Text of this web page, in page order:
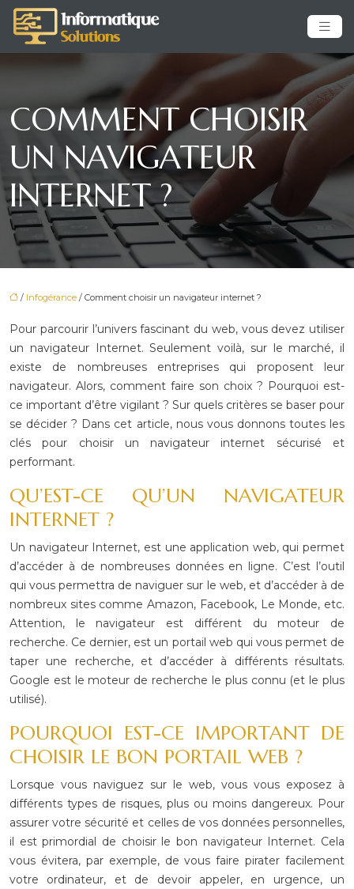
COMMENT CHOISIR
UN NAVIGATEUR
INTERNET ?
/ Infogérance / Comment choisir un navigateur internet ?
Pour parcourirl’univers fascinant du web, vous devez utiliser
un navigateur Internet. Seulement voilà, sur le marché, il
existe de nombreuses entreprises qui proposent leur
navigateur. Alors, comment faire son choix ? Pourquoi est-
ce important d’être vigilant ? Sur quels critères se baser pour
se décider ? Dans cet article, nous vous donnons toutes les
clés pour choisir un navigateur internet sécurisé et
performant.
QU’EST-CE QU’UN NAVIGATEUR
INTERNET ?
Un navigateurInternet, est une application web, qui permet
d’accéder à de nombreuses donnéesen ligne. C’est l’outil
qui vous permettra de naviguer sur le web, et d’accéderà de
nombreux sites comme Amazon, Facebook, Le Monde, etc.
Attention, le navigateur est différent du moteur de
recherche. Ce dernier, est un portail web qui vous permet de
taper une recherche, et d’accéder à différents résultats.
Google est le moteur de recherche le plus connu (et le plus
utilisé).
POURQUOI EST-CE IMPORTANT DE
CHOISIR LE BON PORTAIL WEB ?
Lorsque vous naviguez sur le web, vous vous exposez à
différents types de risques, plus ou moins dangereux. Pour
assurer votre sécurité et celles de vos donnéespersonnelles,
il est primordial de choisir le bon navigateur Internet. Cela
vous évitera, par exemple, de vous faire pirater facilement
votre ordinateur, et de devoir appeler, en urgence, un